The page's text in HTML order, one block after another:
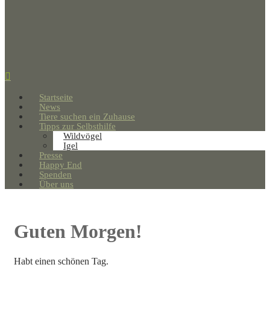
Startseite
News
Tiere suchen ein Zuhause
Tipps zur Selbsthilfe
Wildvögel
Igel
Presse
Happy End
Spenden
Über uns
Guten Morgen!
Habt einen schönen Tag.